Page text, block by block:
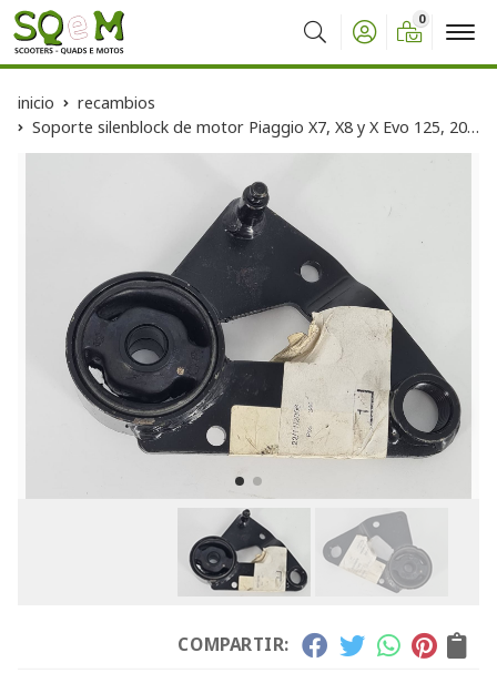
Buscar
0
inicio
recambios
Soporte silenblock de motor Piaggio X7, X8 y X Evo 125, 200, 250 y 300
COMPARTIR: